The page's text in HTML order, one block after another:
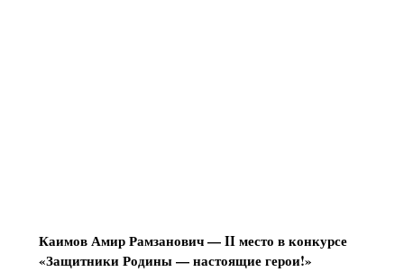
Каимов Амир Рамзанович — II место в конкурсе
«Защитники Родины — настоящие герои!»